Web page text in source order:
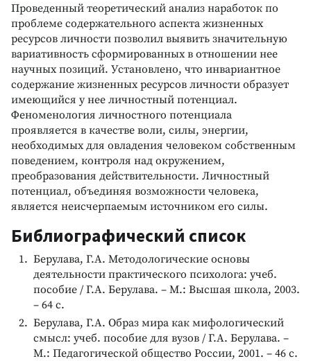
Проведенный теоретический анализ наработок по
проблеме содержательного аспекта жизненных
ресурсов личности позволил выявить значительную
вариативность сформированных в отношении нее
научных позиций. Установлено, что инвариантное
содержание жизненных ресурсов личности образует
имеющийся у нее личностный потенциал.
Феноменология личностного потенциала
проявляется в качестве воли, силы, энергии,
необходимых для овладения человеком собственным
поведением, контроля над окружением,
преобразования действительности. Личностный
потенциал, объединяя возможности человека,
является неисчерпаемым источником его силы.
Библиографический список
Берулава, Г.А. Методологические основы
деятельности практического психолога: учеб.
пособие / Г.А. Берулава. – М.: Bысшая школа, 2003.
– 64 с.
Берулава, Г.А. Образ мира как мифологический
смысл: учеб. пособие для вузов / Г.А. Берулава. –
М.: Педагогической общество России, 2001. – 46 с.